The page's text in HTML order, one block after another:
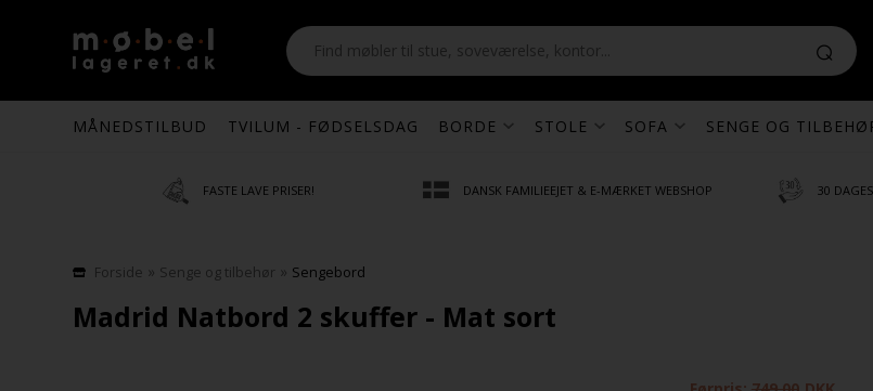
MÅNEDSTILBUD TVILUM - FØDSELSDAG BORDE STOLE SOFA SENGE OG
FASTE LAVE PRISER! DANSK FAMILIEEJET & E-MÆRKET WEBSHOP 30
Forside » Senge og tilbehør » Sengebord
Madrid Natbord 2 skuffer - Mat sort